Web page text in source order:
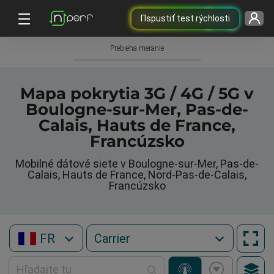
Пspustiť test rýchlosti
Prebieha meranie
Mapa pokrytia 3G / 4G / 5G v
Boulogne-sur-Mer, Pas-de-
Calais, Hauts de France,
Francúzsko
Mobilné dátové siete v Boulogne-sur-Mer, Pas-de-
Calais, Hauts de France, Nord-Pas-de-Calais,
Francúzsko
FR